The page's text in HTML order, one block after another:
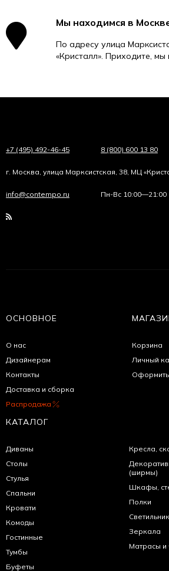
Мы находимся в
По адресу улица
«Кристалл». Приходите,
+7 (495) 492-46-45 8 (800) 600 13 80
г. Москва, улица Марксистская, 38, МЦ
info@contempo.ru Пн-Вс 10:00—21:00
ОСНОВНОЕ
О нас
Дизайнерам
Контакты
Доставка и сборка
Распродажа
Корзина
Личный
Оформить
КАТАЛОГ
Диваны
Столы
Стулья
Спальни
Кровати
Комоды
Гостинные
Тумбы
Буфеты
Кресла,
(ширмы)
Шкафы,
Полки
Зеркала
Матрасы и